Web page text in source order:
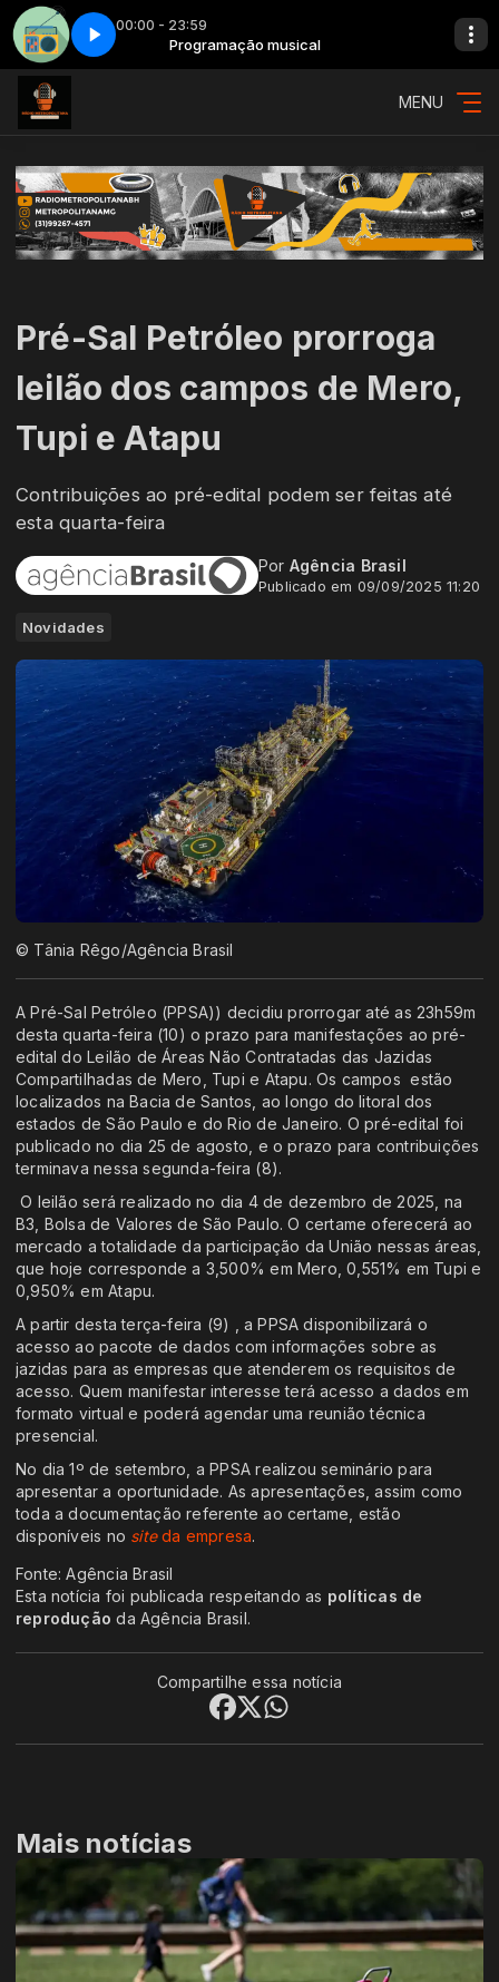
00:00 - 23:59
Programação musical
Dia do rádio - Spot 2
MENU
Pré-Sal Petróleo prorroga
leilão dos campos de Mero,
Tupi e Atapu
Contribuições ao pré-edital podem ser feitas até
esta quarta-feira
Por Agência Brasil
Publicado em 09/09/2025 11:20
Novidades
© Tânia Rêgo/Agência Brasil
A Pré-Sal Petróleo (PPSA)) decidiu prorrogar até as 23h59m
desta quarta-feira (10) o prazo para manifestações ao pré-
edital do Leilão de Áreas Não Contratadas das Jazidas
Compartilhadas de Mero, Tupi e Atapu. Os campos estão
localizados na Bacia de Santos, ao longo do litoral dos
estados de São Paulo e do Rio de Janeiro. O pré-edital foi
publicado no dia 25 de agosto, e o prazo para contribuições
terminava nessa segunda-feira (8).
O leilão será realizado no dia 4 de dezembro de 2025, na
B3, Bolsa de Valores de São Paulo. O certame oferecerá ao
mercado a totalidade da participação da União nessas áreas,
que hoje corresponde a 3,500% em Mero, 0,551% em Tupi e
0,950% em Atapu.
A partir desta terça-feira (9) , a PPSA disponibilizará o
acesso ao pacote de dados com informações sobre as
jazidas para as empresas que atenderem os requisitos de
acesso. Quem manifestar interesse terá acesso a dados em
formato virtual e poderá agendar uma reunião técnica
presencial.
No dia 1º de setembro, a PPSA realizou seminário para
apresentar a oportunidade. As apresentações, assim como
toda a documentação referente ao certame, estão
disponíveis no siteda empresa.
Fonte: Agência Brasil
Esta notícia foi publicada respeitando as políticas de
reprodução da Agência Brasil.
Compartilhe essa notícia
Mais notícias